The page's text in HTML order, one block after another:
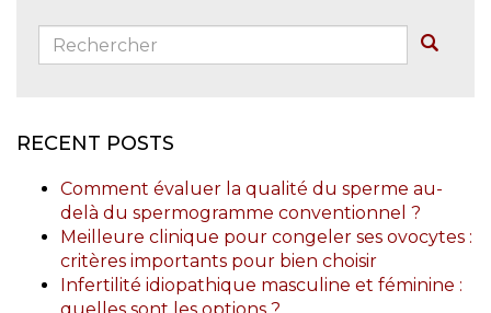
Rechercher:
RECENT POSTS
Comment évaluer la qualité du sperme au-
delà du spermogramme conventionnel ?
Meilleure clinique pour congeler ses ovocytes :
critères importants pour bien choisir
Infertilité idiopathique masculine et féminine :